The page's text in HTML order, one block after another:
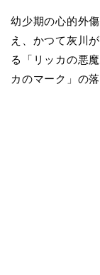
幼少期の心的外
え、かつて灰川
る「リッカの悪
カのマーク」の